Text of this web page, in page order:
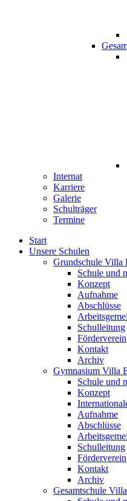
Internat
Karriere
Galerie
Schulträger
Termine
Start
Unsere Schulen
Grundschule Villa
Schule und
Konzept
Aufnahme
Abschlüsse
Schulleitung
Förderverein
Kontakt
Archiv
Gymnasium Villa
Schule und
Konzept
Aufnahme
Abschlüsse
Schulleitung
Förderverein
Kontakt
Archiv
Gesamtschule